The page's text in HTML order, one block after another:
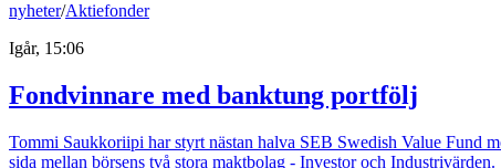
nyheter/Aktiefonder
Igår, 15:06
Fondvinnare med banktung portfölj
Tommi Saukkoriipi har styrt nästan halva SEB Swedish Value Fund
sida mellan börsens två stora maktbolag - Investor och Industrivärden.